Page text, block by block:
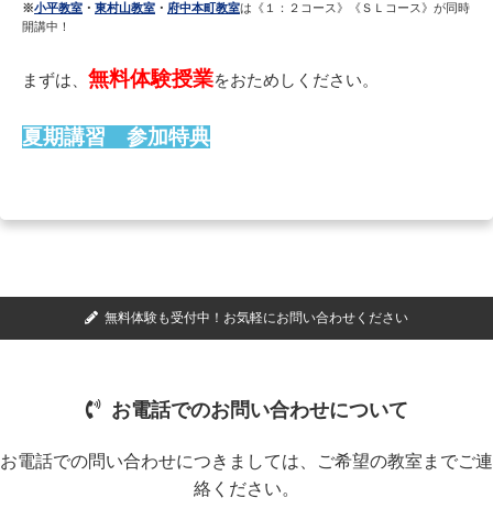
※小平教室 ・ 東村山教室 ・ 府中本町教室は《１：２コース》《ＳＬコース》が同時
開講中！
まずは、 無料体験授業をおためしください。
夏期講習 参加特典
★夏期講習を受講後、9月のご入会で
お申込みやご質問・ご相談は、お電話またはホームページのお問い合
わせフォームより、お気軽にご連絡ください。
授業システムの詳細は こちら
無料体験も受付中！お気軽にお問い合わせください
お電話でのお問い合わせについて
お電話での問い合わせにつきましては、ご希望の教室までご連
絡ください。